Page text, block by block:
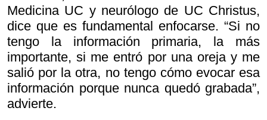
Medicina UC y neurólogo de UC Christus,
dice que es fundamental enfocarse. “Si no
tengo la información primaria, la más
importante, si me entró por una oreja y me
salió por la otra, no tengo cómo evocar esa
información porque nunca quedó grabada”,
advierte.